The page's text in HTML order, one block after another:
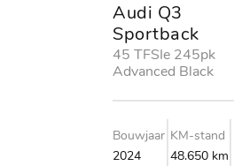
Audi Q3
Sportback
45 TFSIe 245pk
Advanced Black
Bouwjaar
2024
KM-stand
48.650 km